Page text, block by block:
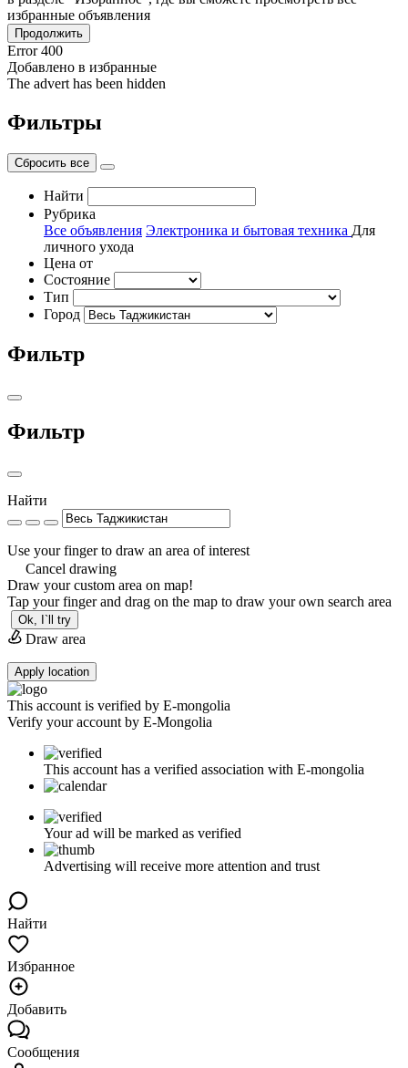
избранные объявления
Продолжить
Error 400
Добавлено в избранные
The advert has been hidden
Фильтры
Сбросить все
Найти
Рубрика
Все объявления Электроника и бытовая техника Для
личного ухода
Цена от
Состояние
Тип
Город
Фильтр
Фильтр
Найти
Use your finger to draw an area of interest
Cancel drawing
Draw your custom area on map!
Tap your finger and drag on the map to draw your own search area
Ok, I`ll try
Draw area
Apply location
This account is verified by E-mongolia
Verify your account by E-Mongolia
This account has a verified association with E-mongolia
Your ad will be marked as verified
Advertising will receive more attention and trust
Найти
Избранное
Добавить
Сообщения